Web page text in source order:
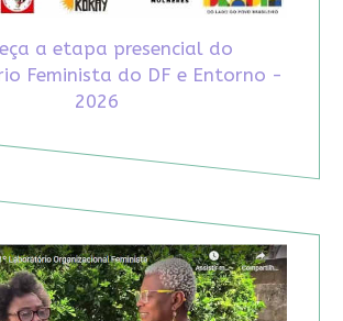
a etapa presencial do
Feminista do DF e Entorno -
2026